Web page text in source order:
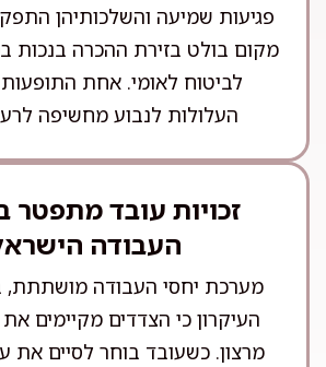
פגיעות שמיעה והשלכותיהן
מקום בולט בזירת ההכרה בנכות
לביטוח לאומי. אחת התופעות
העלולות לנבוע מחשיפה
זכויות עובד
העבודה
מערכת יחסי העבודה מושתתת,
העיקרון כי הצדדים מקיימים
מרצון. כשעובד בוחר לסיים את